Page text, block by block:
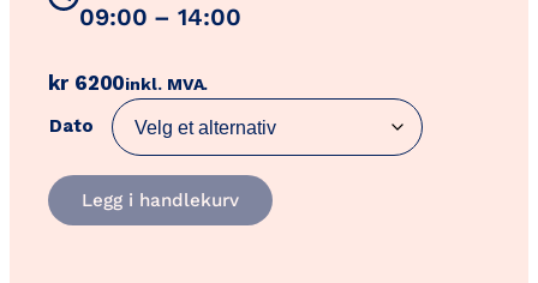
09:00 – 14:00
kr6200inkl. MVA.
Dato
Avansert
brukLegg i handlekurv